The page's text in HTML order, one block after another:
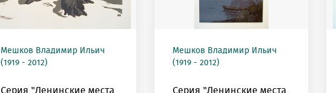
Мешков Владимир Ильич
(1919 - 2012)
Серия "Ленинские места
Мешков Владимир Ильич
(1919 - 2012)
Серия "Ленинские места